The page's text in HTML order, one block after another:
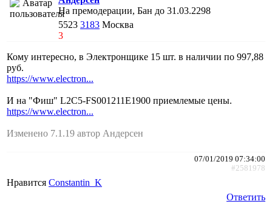
На премодерации, Бан до 31.03.2298
5523 3183 Москва
3
Кому интересно, в Электронщике 15 шт. в наличии по 997,88
руб.
https://www.electron...
И на "Фиш" L2C5-FS001211E1900 приемлемые цены.
https://www.electron...
Изменено 7.1.19 автор Андерсен
07/01/2019 07:34:00
#2581978
Нравится Constantin_K
Ответить